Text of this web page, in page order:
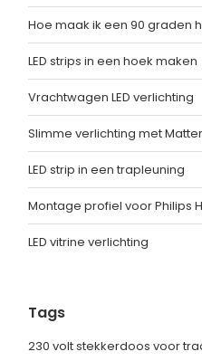
Hoe maak ik een 90 graden
LED strips in een hoek maken
Vrachtwagen LED verlichting
Slimme verlichting met
LED strip in een trapleuning
Montage profiel voor Philips
LED vitrine verlichting
Tags
230 volt stekkerdoos voor